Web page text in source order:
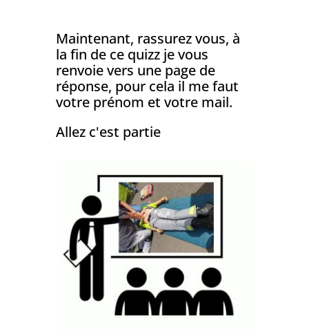
Maintenant, rassurez vous, à
la fin de ce quizz je vous
renvoie vers une page de
réponse, pour cela il me faut
votre prénom et votre mail.
Allez c'est partie